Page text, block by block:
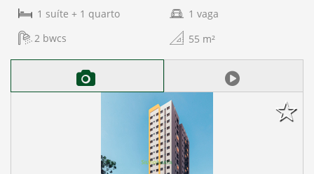
1 suíte + 1 quarto
2 bwcs
1vaga
55 m²